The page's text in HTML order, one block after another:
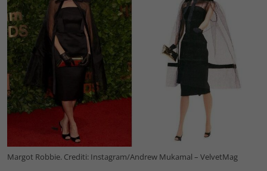
Margot Robbie. Crediti: Instagram/Andrew Mukamal – VelvetMag